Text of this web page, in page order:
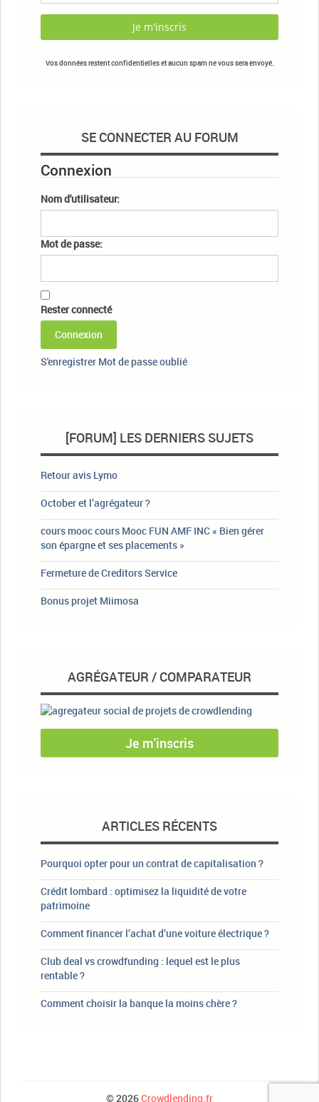
Vos données restent confidentielles et aucun spam ne vous sera envoyé.
SE CONNECTER AU FORUM
Connexion
Nom d'utilisateur:
Mot de passe:
Rester connecté
Connexion
S'enregistrer Mot de passe oublié
[FORUM] LES DERNIERS SUJETS
Retour avis Lymo
October et l’agrégateur ?
cours mooc cours Mooc FUN AMF INC « Bien gérer
son épargne et ses placements »
Fermeture de Creditors Service
Bonus projet Miimosa
AGRÉGATEUR / COMPARATEUR
Je m'inscris
ARTICLES RÉCENTS
Pourquoi opter pour un contrat de capitalisation ?
Crédit lombard : optimisez la liquidité de votre
patrimoine
Comment financer l’achat d’une voiture électrique ?
Club deal vs crowdfunding : lequel est le plus
rentable ?
Comment choisir la banque la moins chère ?
© 2026Crowdlending.fr